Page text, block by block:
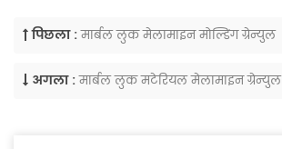
पिछला :मार्बल लुक मेलामाइन मोल्डिंग ग्रेन्युल
अगला :मार्बल लुक मटेरियल मेलामाइन ग्रेन्युल